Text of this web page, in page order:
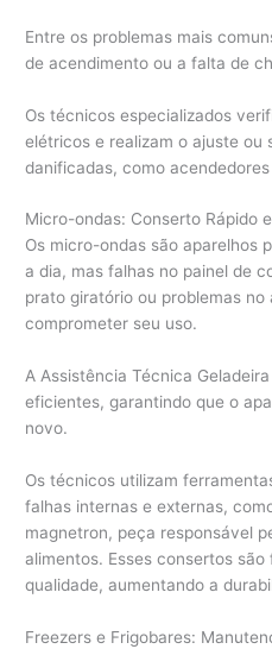
Entre os problemas mais
de acendimento ou a falta de
Os técnicos especializados
elétricos e realizam o ajuste ou
danificadas, como
Micro-ondas: Conserto Rápido
Os micro-ondas são aparelhos
a dia, mas falhas no painel de
prato giratório ou problemas no
comprometer seu uso.
A Assistência Técnica
eficientes, garantindo que o
novo.
Os técnicos utilizam
falhas internas e externas,
magnetron, peça responsável
alimentos. Esses consertos
qualidade, aumentando a
Freezers e Frigobares: